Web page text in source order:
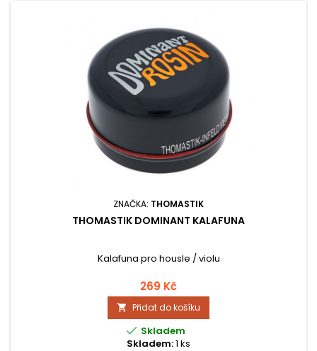
ZNAČKA: THOMASTIK
THOMASTIK DOMINANT KALAFUNA
Kalafuna pro housle / violu
269 Kč
 Přidat do košíku
 Skladem
Skladem:1 ks